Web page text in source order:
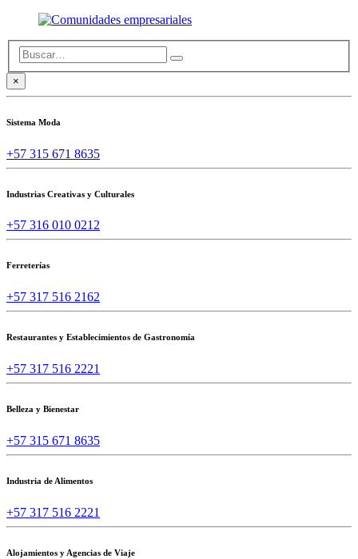
×
Sistema Moda
+57 315 671 8635
Industrias Creativas y Culturales
+57 316 010 0212
Ferreterías
+57 317 516 2162
Restaurantes y Establecimientos de Gastronomía
+57 317 516 2221
Belleza y Bienestar
+57 315 671 8635
Industria de Alimentos
+57 317 516 2221
Alojamientos y Agencias de Viaje